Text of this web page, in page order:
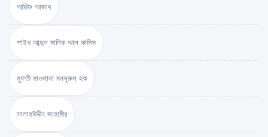
আরিফ আজাদ
শাইখ আব্দুল মালিক আল কাসিম
মুফতী মাওলানা মনসূরুল হক
সালাহউদ্দীন জাহাঙ্গীর